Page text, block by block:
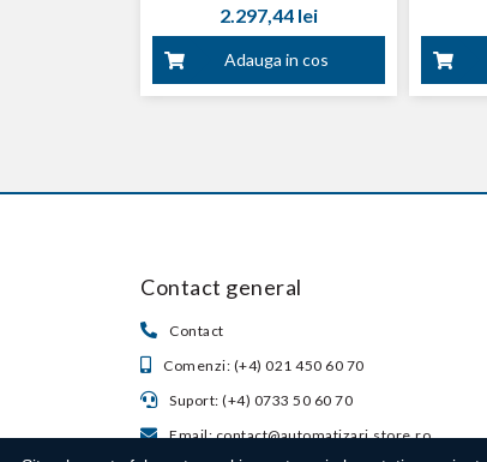
2.297,44 lei
Adauga in cos
Contact general
Contact
Comenzi: (+4) 021 450 60 70
Suport: (+4) 0733 50 60 70
Email: contact@automatizari.store.ro